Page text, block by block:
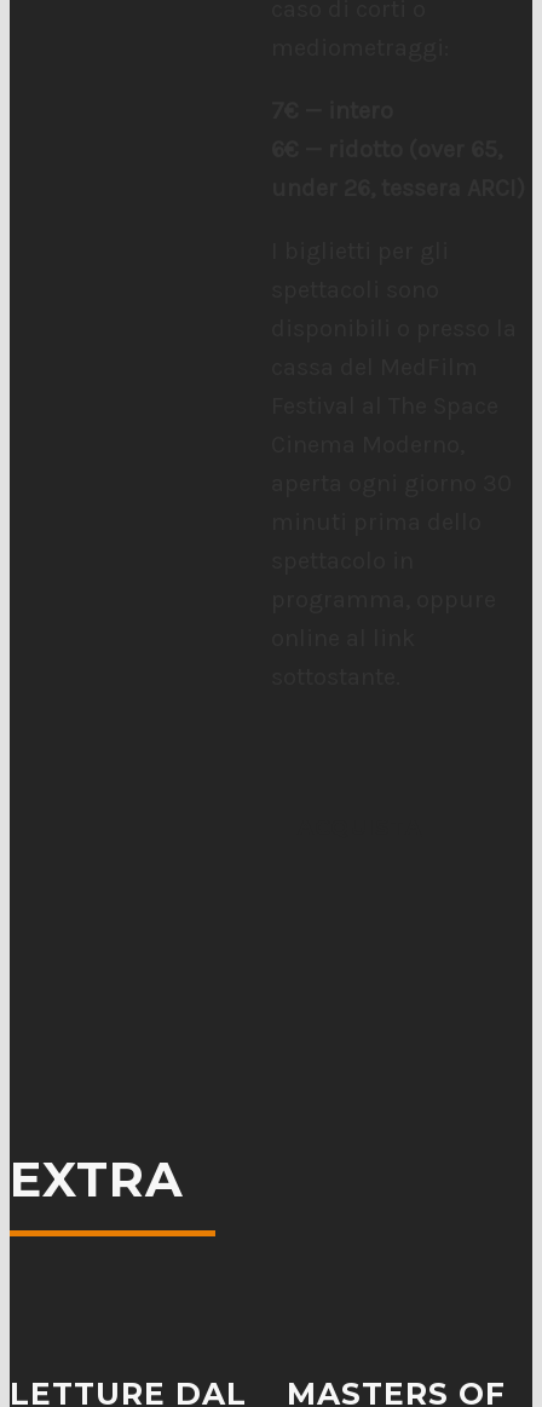
EXTRA
LETTURE DAL
MASTERS OF